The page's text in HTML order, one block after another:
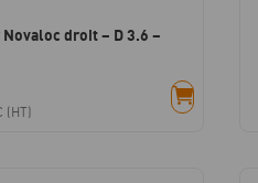
droit – D 3.6 –
(HT)